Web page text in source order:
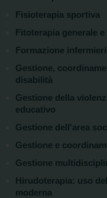
Fisioterapia sportiva
Fitoterapia generale
Formazione
Gestione,
disabilità
Gestione della
educativo
Gestione dell'area
Gestione e
Gestione
Hirudoterapia: uso
moderna